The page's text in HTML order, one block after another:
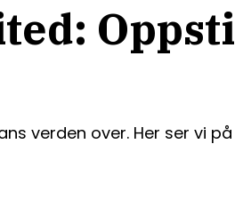
verden over. Her ser vi